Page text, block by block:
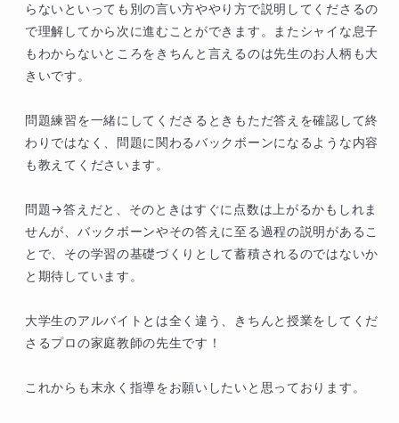
らないといっても別の言い方ややり方で説明してくださるの
で理解してから次に進むことができます。またシャイな息子
もわからないところをきちんと言えるのは先生のお人柄も大
きいです。
問題練習を一緒にしてくださるときもただ答えを確認して終
わりではなく、問題に関わるバックボーンになるような内容
も教えてくださいます。
問題→答えだと、そのときはすぐに点数は上がるかもしれま
せんが、バックボーンやその答えに至る過程の説明があるこ
とで、その学習の基礎づくりとして蓄積されるのではないか
と期待しています。
大学生のアルバイトとは全く違う、きちんと授業をしてくだ
さるプロの家庭教師の先生です！
これからも末永く指導をお願いしたいと思っております。